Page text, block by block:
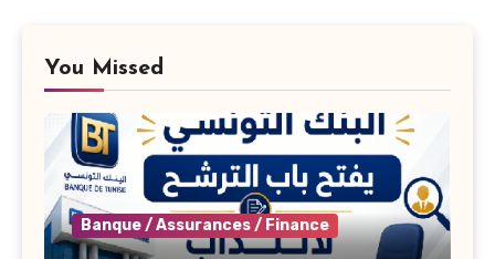
You Missed
Banque / Assurances / Finance